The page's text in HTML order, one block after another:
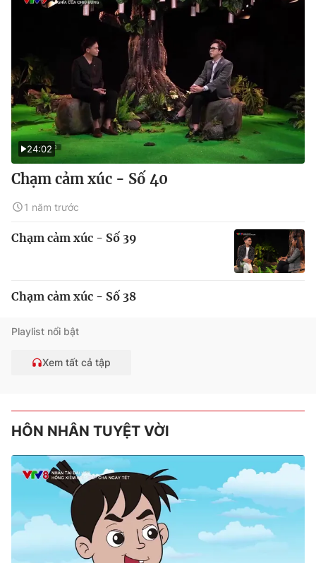
24:02
Chạm cảm xúc - Số 40
1 năm trước
Chạm cảm xúc - Số 39
Chạm cảm xúc - Số 38
Playlist nổi bật
Xem tất cả tập
HÔN NHÂN TUYỆT VỜI